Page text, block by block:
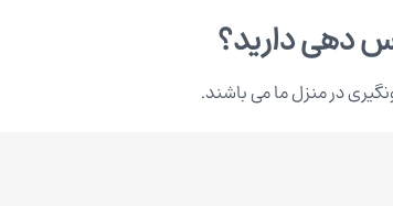
دهی دارید؟
در منزل ما می باشند.